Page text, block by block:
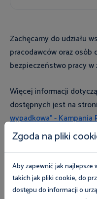
Zachęcamy do udziału
pracodawców oraz osób
bezpieczeństwo pracy w
Więcej informacji
dostępnych jest na
wypadkowa” - Kampania
WEŹ UDZIAŁ
Najbliższe
Zgoda na pliki
Aby zapewnić jak
takich jak pliki cookie, do
dostępu do informacji o